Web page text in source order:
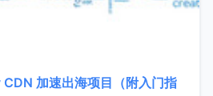
加速出海项目（附入门指